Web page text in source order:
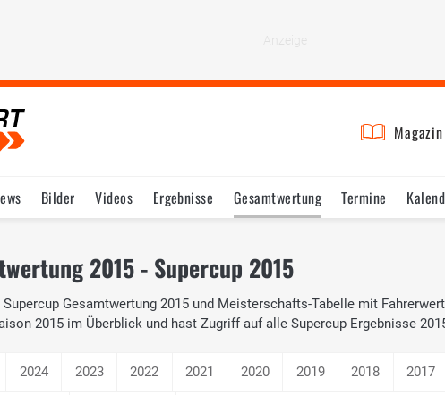
Magazin
Bilder Videos Ergebnisse Gesamtwertung Termine
2015 - Supercup 2015
Gesamtwertung 2015 und Meisterschafts-Tabelle mit
2015 im Überblick und hast Zugriff auf alle Supercup Ergebnisse
2024 2023 2022 2021 2020 2019 2018 2017